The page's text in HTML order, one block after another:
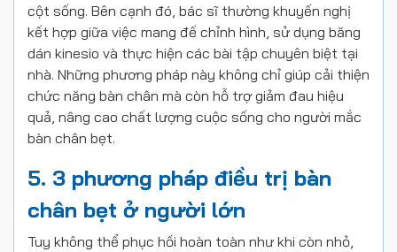
cột sống. Bên cạnh đó, bác sĩ thường khuyến nghị
kết hợp giữa việc mang đế chỉnh hình, sử dụng băng
dán kinesio và thực hiện các bài tập chuyên biệt tại
nhà. Những phương pháp này không chỉ giúp cải thiện
chức năng bàn chân mà còn hỗ trợ giảm đau hiệu
quả, nâng cao chất lượng cuộc sống cho người mắc
bàn chân bẹt.
5. 3 phương pháp điều trị bàn
chân bẹt ở người lớn
Tuy không thể phục hồi hoàn toàn như khi còn nhỏ,